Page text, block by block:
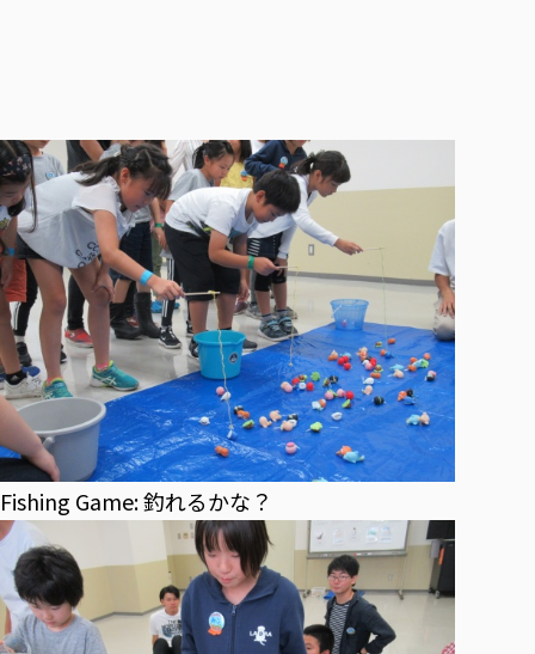
Fishing Game: 釣れるかな？